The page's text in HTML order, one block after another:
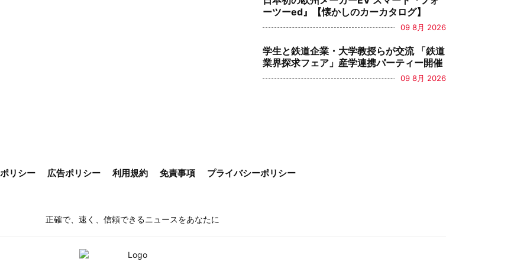
ーツーed』【懐かしのカーカタログ】
09 8月 2026
学生と鉄道企業・大学教授らが交流 「鉄道
業界探求フェア」産学連携パーティー開催
09 8月 2026
リシー 広告ポリシー 利用規約 免責事項 プライバシーポリシー
正確で、速く、信頼できるニュースをあなたに